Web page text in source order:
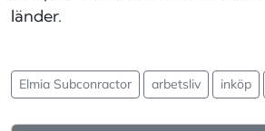
länder.
Elmia Subconractor arbetsliv inköp